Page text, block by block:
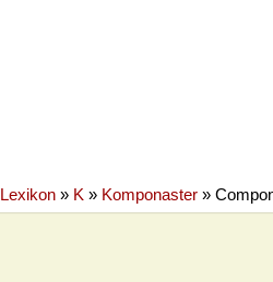
Lexikon » K » Komponaster »